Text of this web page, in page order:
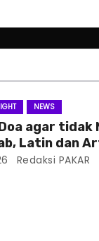
NEWS
agar tidak
Latin dan
Redaksi PAKAR